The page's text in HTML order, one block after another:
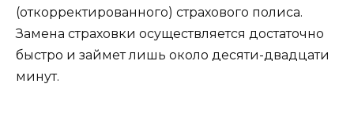
(откорректированного) страхового полиса.
Замена страховки осуществляется достаточно
быстро и займет лишь около десяти-двадцати
минут.